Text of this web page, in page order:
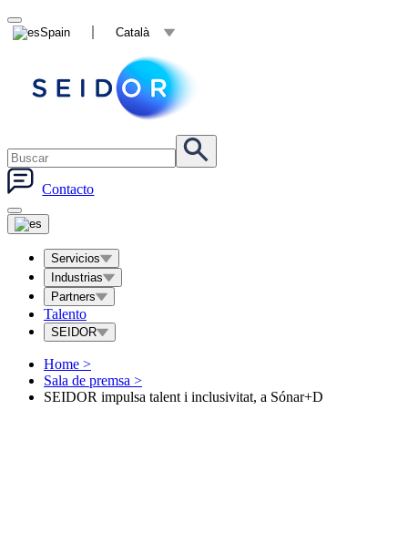
Spain Català
Contacto
Servicios
Industrias
Partners
Talento
SEIDOR
Home >
Sala de premsa >
SEIDOR impulsa talent i inclusivitat, a Sónar+D